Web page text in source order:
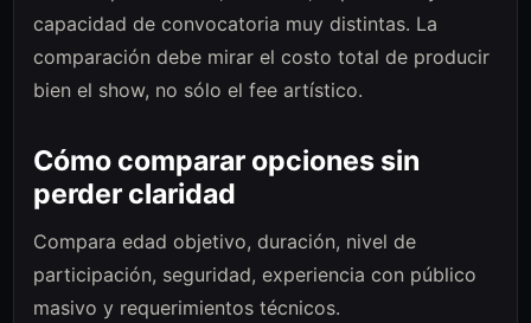
capacidad de convocatoria muy distintas. La
comparación debe mirar el costo total de producir
bien el show, no sólo el fee artístico.
Cómo comparar opciones sin
perder claridad
Compara edad objetivo, duración, nivel de
participación, seguridad, experiencia con público
masivo y requerimientos técnicos.